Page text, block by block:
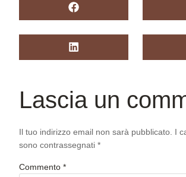
Lascia un
Il tuo indirizzo email non sarà pubblicato. I
sono contrassegnati *
Commento *